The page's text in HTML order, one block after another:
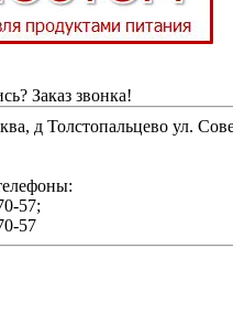
Заказ звонка!
д Толстопальцево ул.
57;
57